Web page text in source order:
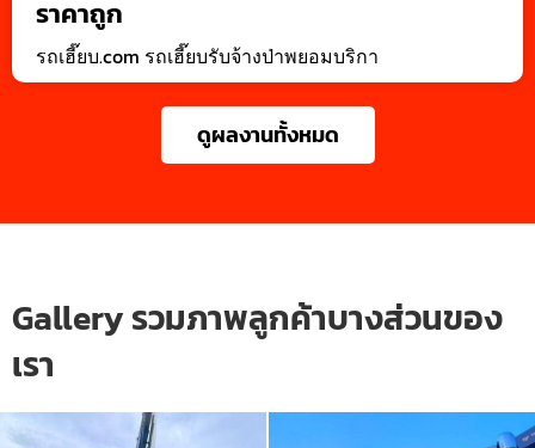
ราคาถูก
รถเฮี๊ยบ.com รถเฮี๊ยบรับจ้างป่าพยอมบริกา
ดูผลงานทั้งหมด
Gallery รวมภาพลูกค้าบางส่วนของ
เรา